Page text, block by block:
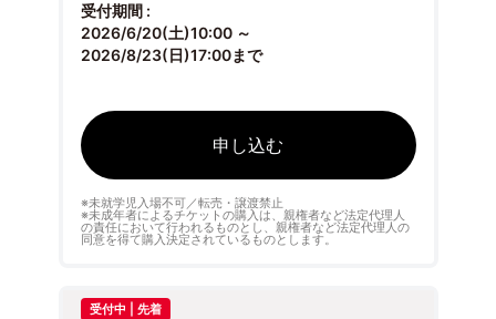
受付期間 :
2026/6/20(土)10:00 ～
2026/8/23(日)17:00まで
申し込む
※未就学児入場不可／転売・譲渡禁止
※未成年者によるチケットの購入は、親権者など法定代理人
の責任において行われるものとし、親権者など法定代理人の
同意を得て購入決定されているものとします。
受付中 | 先着